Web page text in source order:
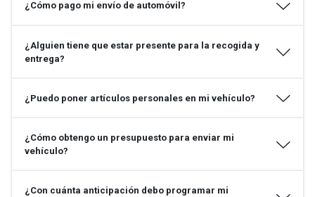
¿Cómo pago mi envío de automóvil?
¿Alguien tiene que estar presente para la recogida y
entrega?
¿Puedo poner artículos personales en mi vehículo?
¿Cómo obtengo un presupuesto para enviar mi
vehículo?
¿Con cuánta anticipación debo programar mi